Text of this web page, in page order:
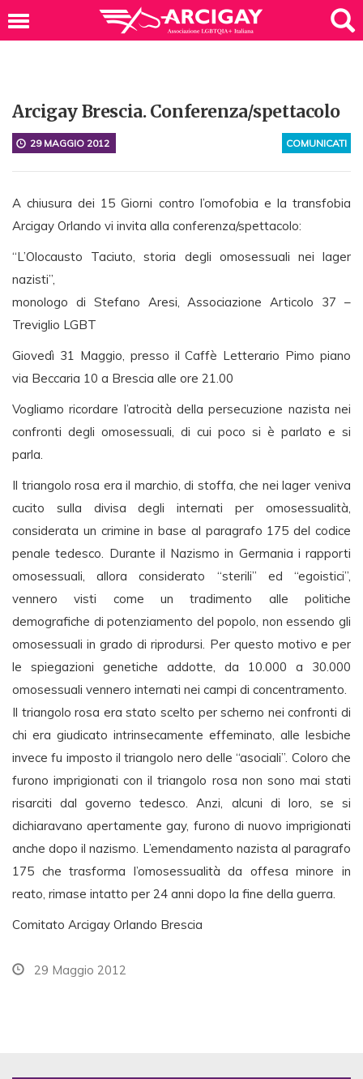
Arcigay Brescia. Conferenza/spettacolo
COMUNICATI
29 MAGGIO 2012
A chiusura dei 15 Giorni contro l’omofobia e la transfobia
Arcigay Orlando vi invita alla conferenza/spettacolo:
“L’Olocausto Taciuto, storia degli omosessuali nei lager
nazisti”,
monologo di Stefano Aresi, Associazione Articolo 37 –
Treviglio LGBT
Giovedì 31 Maggio, presso il Caffè Letterario Pimo piano
via Beccaria 10 a Brescia alle ore 21.00
Vogliamo ricordare l’atrocità della persecuzione nazista nei
confronti degli omosessuali, di cui poco si è parlato e si
parla.
Il triangolo rosa era il marchio, di stoffa, che nei lager veniva
cucito sulla divisa degli internati per omosessualità,
considerata un crimine in base al paragrafo 175 del codice
penale tedesco. Durante il Nazismo in Germania i rapporti
omosessuali, allora considerato “sterili” ed “egoistici”,
vennero visti come un tradimento alle politiche
demografiche di potenziamento del popolo, non essendo gli
omosessuali in grado di riprodursi. Per questo motivo e per
le spiegazioni genetiche addotte, da 10.000 a 30.000
omosessuali vennero internati nei campi di concentramento.
Il triangolo rosa era stato scelto per scherno nei confronti di
chi era giudicato intrinsecamente effeminato, alle lesbiche
invece fu imposto il triangolo nero delle “asociali”. Coloro che
furono imprigionati con il triangolo rosa non sono mai stati
risarciti dal governo tedesco. Anzi, alcuni di loro, se si
dichiaravano apertamente gay, furono di nuovo imprigionati
anche dopo il nazismo. L’emendamento nazista al paragrafo
175 che trasforma l’omosessualità da offesa minore in
reato, rimase intatto per 24 anni dopo la fine della guerra.
Comitato Arcigay Orlando Brescia
29 Maggio 2012